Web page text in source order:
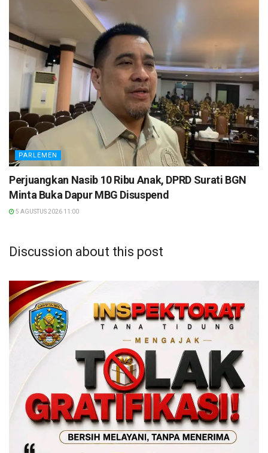
PARLEMEN
Perjuangkan Nasib 10 Ribu Anak, DPRD Surati BGN
Minta Buka Dapur MBG Disuspend
5 AGUSTUS 2026 11:00
Discussion about this post